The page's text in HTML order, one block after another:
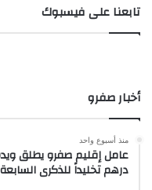
تابعنا على فيسبوك
أخبار صفرو
منذ أسبوع واحد
درهم تخليداً للذكرى